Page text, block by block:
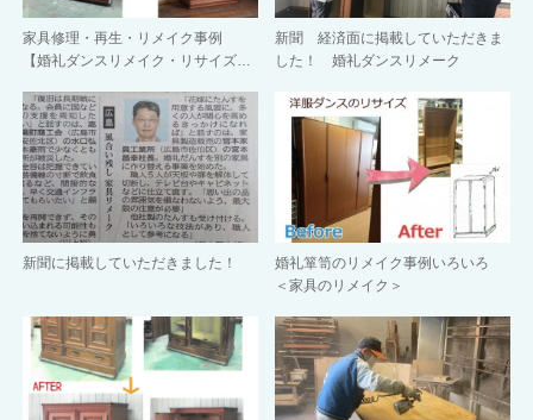
家具修理・再生・リメイク事例
【婚礼ダンスリメイク・リサイズ…
新聞 経済面に掲載していただきま
した！ 婚礼ダンスリメーク
新聞に掲載していただきました！
婚礼箪笥のリメイク事例いろいろ
＜家具のリメイク＞